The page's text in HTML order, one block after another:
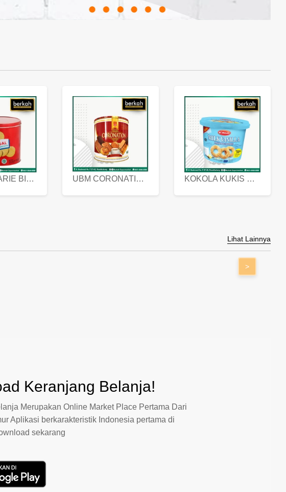
REGAL MARIE BISCUIT KALENG 550 GRAM UBM CORONATION ASSORTED BISKUIT KALENG 450 GRAM KOKOLA KUKIS HYGIENIC MILK VANILLA PACK 320 GR
Lihat Lainnya
>
Keranjang Belanja!
Merupakan Online Market Place Pertama Dari
Aplikasi berkarakteristik Indonesia pertama di
sekarang